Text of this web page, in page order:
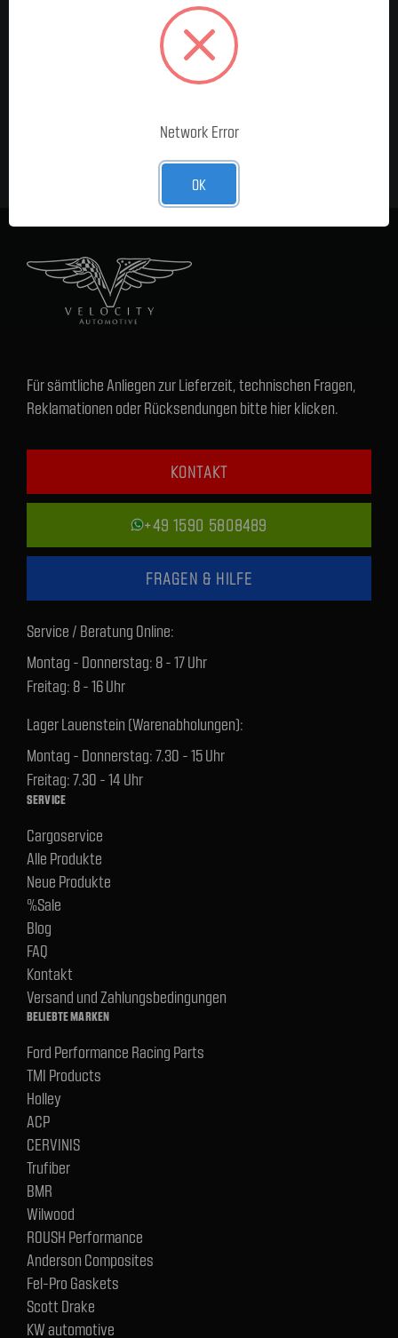
MELDE DICH FÜR UNSEREN
NEWSLETTER AN
Für sämtliche Anliegen zur Lieferzeit, technischen Fragen,
Reklamationen oder Rücksendungen bitte hier klicken.
KONTAKT
+49 1590 5808489
FRAGEN & HILFE
Service / Beratung Online:
Montag - Donnerstag: 8 - 17 Uhr
Freitag: 8 - 16 Uhr
Lager Lauenstein (Warenabholungen):
Montag - Donnerstag: 7.30 - 15 Uhr
Freitag: 7.30 - 14 Uhr
SERVICE
Cargoservice
Alle Produkte
Neue Produkte
%Sale
Blog
FAQ
Kontakt
Versand und Zahlungsbedingungen
BELIEBTE MARKEN
Ford Performance Racing Parts
TMI Products
Holley
ACP
CERVINIS
Trufiber
BMR
Wilwood
ROUSH Performance
Anderson Composites
Fel-Pro Gaskets
Scott Drake
KW automotive
Network Error
OK